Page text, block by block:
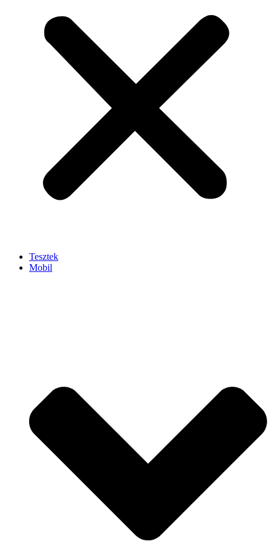
Tesztek
Mobil